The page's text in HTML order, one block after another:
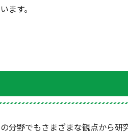
ます。
分野でもさまざまな観点から研